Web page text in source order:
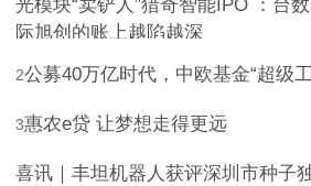
光模块“卖铲人”猎奇智能IPO ：台
际旭创的账上越陷越深
2公募40万亿时代，中欧基金“超级
3惠农e贷 让梦想走得更远
喜讯｜丰坦机器人获评深圳市种子